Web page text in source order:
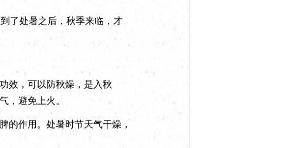
了处暑之后，秋季来临，才
效，可以防秋燥，是入秋
，避免上火。
作用。处暑时节天气干燥，